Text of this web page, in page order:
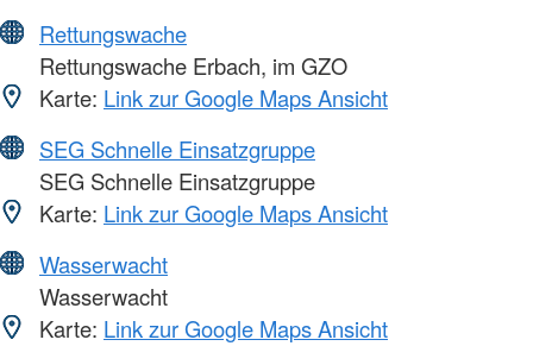
Rettungswache
Rettungswache Erbach, im GZO
Karte: Link zur Google Maps Ansicht
SEG Schnelle Einsatzgruppe
SEG Schnelle Einsatzgruppe
Karte: Link zur Google Maps Ansicht
Wasserwacht
Wasserwacht
Karte: Link zur Google Maps Ansicht